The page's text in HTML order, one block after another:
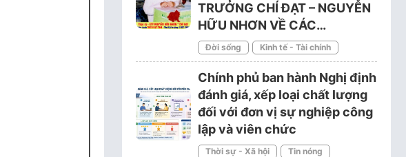
TRƯỞNG CHÍ ĐẠT – NGUYỄN
HỮU NHƠN VỀ CÁC…
Đời sống Kinh tế - Tài chính
Chính phủ ban hành Nghị định
đánh giá, xếp loại chất lượng
đối với đơn vị sự nghiệp công
lập và viên chức
Thời sự - Xã hội Tin nóng